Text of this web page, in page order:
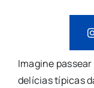
Imagine
delícias típicas